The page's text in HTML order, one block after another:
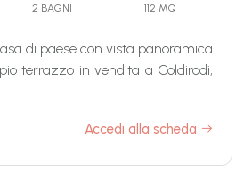
2 BAGNI 112 MQ
di paese con vista panoramica
terrazzo in vendita a Coldirodi,
nel cuore del centro storico di
Accedi alla scheda